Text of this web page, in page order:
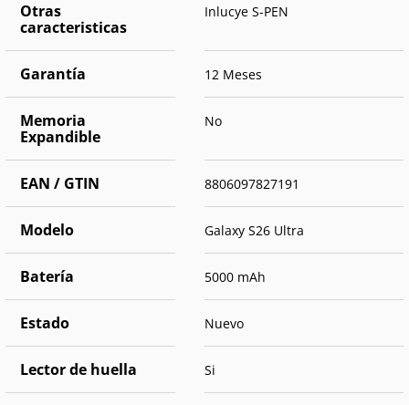
Otras
caracteristicas
Inlucye S-PEN
Garantía 12 Meses
Memoria
Expandible
No
EAN / GTIN 8806097827191
Modelo Galaxy S26 Ultra
Batería 5000 mAh
Estado Nuevo
Lector de huella Si